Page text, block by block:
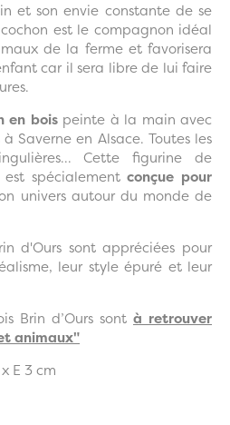
et son envie constante de se
est le compagnon idéal
de la ferme et favorisera
car il sera libre de lui faire
en boispeinte à la main avec
Saverne en Alsace. Toutes les
Cette figurine de
est spécialementconçue pour
univers autour du monde de
d'Ours sont appréciées pour
leur style épuré et leur
Brin d’Ours sont à retrouver
animaux"
E 3 cm